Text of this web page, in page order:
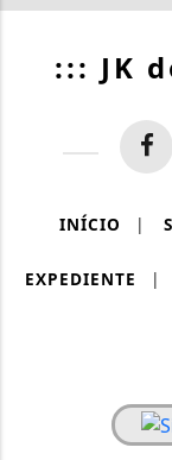
::: JK
INÍCIO |
EXPEDIENTE |